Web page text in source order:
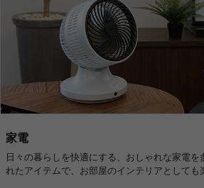
家電
日々の暮らしを快適にする、おしゃれな家電
れたアイテムで、お部屋のインテリアとしても